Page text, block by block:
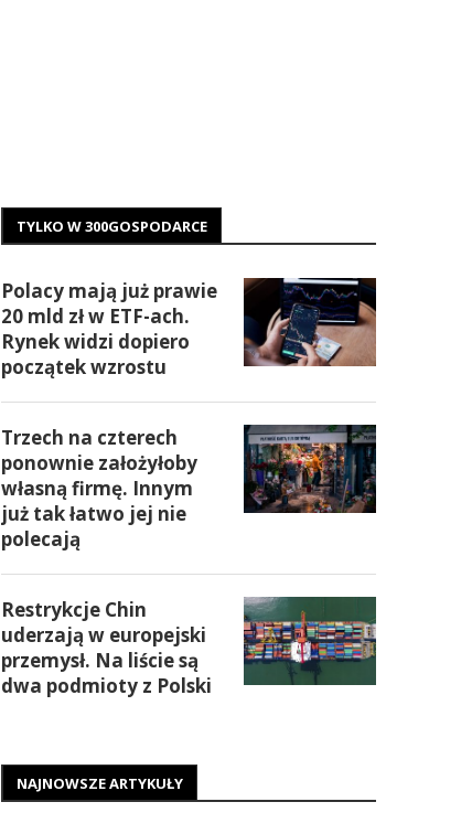
TYLKO W 300GOSPODARCE
Polacy mają już prawie
20 mld zł w ETF-ach.
Rynek widzi dopiero
początek wzrostu
Trzech na czterech
ponownie założyłoby
własną firmę. Innym
już tak łatwo jej nie
polecają
Restrykcje Chin
uderzają w europejski
przemysł. Na liście są
dwa podmioty z Polski
NAJNOWSZE ARTYKUŁY